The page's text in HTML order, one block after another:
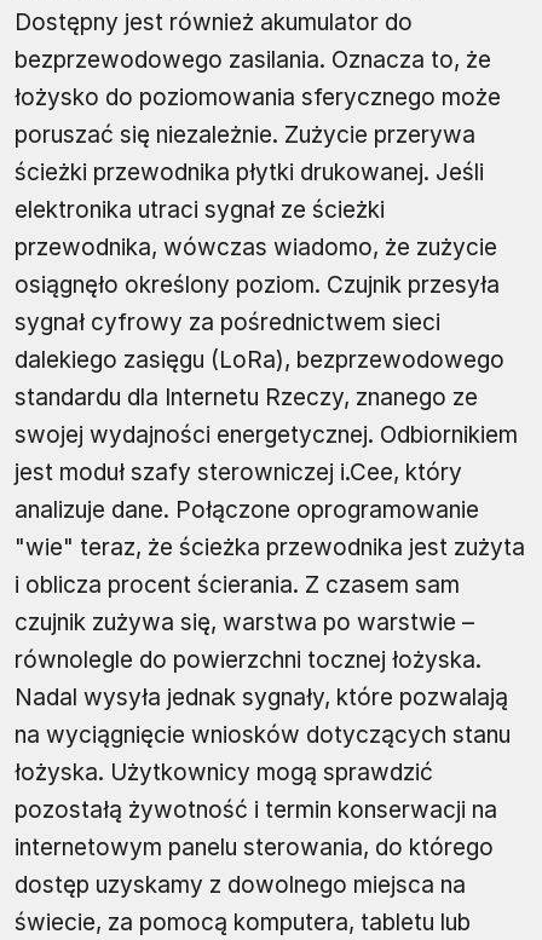
Dostępny jest również akumulator do
bezprzewodowego zasilania. Oznacza to, że
łożysko do poziomowania sferycznego może
poruszać się niezależnie. Zużycie przerywa
ścieżki przewodnika płytki drukowanej. Jeśli
elektronika utraci sygnał ze ścieżki
przewodnika, wówczas wiadomo, że zużycie
osiągnęło określony poziom. Czujnik przesyła
sygnał cyfrowy za pośrednictwem sieci
dalekiego zasięgu (LoRa), bezprzewodowego
standardu dla Internetu Rzeczy, znanego ze
swojej wydajności energetycznej. Odbiornikiem
jest moduł szafy sterowniczej i.Cee, który
analizuje dane. Połączone oprogramowanie
"wie" teraz, że ścieżka przewodnika jest zużyta
i oblicza procent ścierania. Z czasem sam
czujnik zużywa się, warstwa po warstwie –
równolegle do powierzchni tocznej łożyska.
Nadal wysyła jednak sygnały, które pozwalają
na wyciągnięcie wniosków dotyczących stanu
łożyska. Użytkownicy mogą sprawdzić
pozostałą żywotność i termin konserwacji na
internetowym panelu sterowania, do którego
dostęp uzyskamy z dowolnego miejsca na
świecie, za pomocą komputera, tabletu lub